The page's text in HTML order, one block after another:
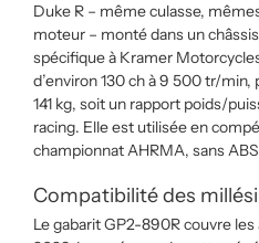
Duke R – même culasse,
moteur – monté dans un
spécifique à Kramer
d’environ 130 ch à 9 500 tr/min,
141 kg, soit un rapport poids/
racing. Elle est utilisée en
championnat AHRMA, sans
Compatibilité des
Le gabarit GP2-890R couvre